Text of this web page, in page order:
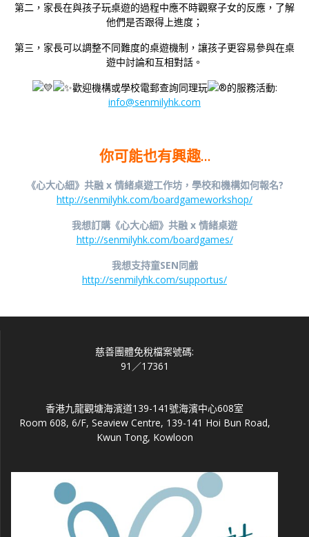
第二，家長在與孩子玩桌遊的過程中應不時觀察子女的反應，了解
他們是否跟得上進度；
第三，家長可以調整不同難度的桌遊機制，讓孩子更容易參與在桌
遊中討論和互相對話。
歡迎機構或學校電郵查詢同理玩
的服務活動:
info@senmilyhk.com
你可能也有興趣…
《心大心細》共融 x 情緒桌遊工作坊，學校和機構如何報名?
http://senmilyhk.com/boardgameworkshop/
我想訂購《心大心細》共融 x 情緒桌遊
http://senmilyhk.com/boardgames/
我想支持童SEN同戲
http://senmilyhk.com/supportus/
慈善團體免稅檔案號碼:
91／17361
香港九龍觀塘海濱道139-141號海濱中心608室
Room 608, 6/F, Seaview Centre, 139-141 Hoi Bun Road,
Kwun Tong, Kowloon